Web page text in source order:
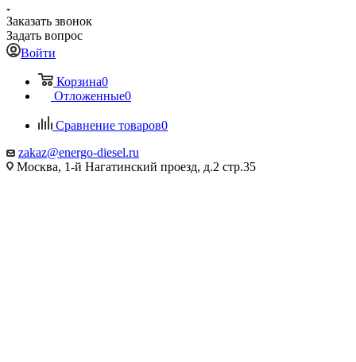
Заказать звонок
Задать вопрос
Войти
Корзина0
Отложенные0
Сравнение товаров0
zakaz@energo-diesel.ru
Москва, 1-й Нагатинский проезд, д.2 стр.35